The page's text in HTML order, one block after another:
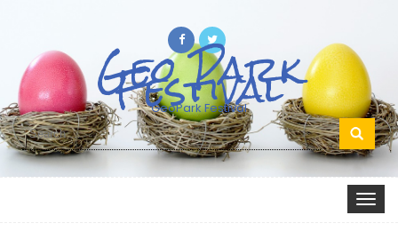
Geo Park
Festival
GeoPark Festival
Search
for:
Toggle